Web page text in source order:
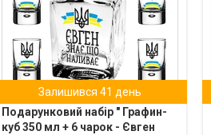
Залишився 41 день
Подарунковий набір " Графин-
куб 350 мл + 6 чарок - Євген